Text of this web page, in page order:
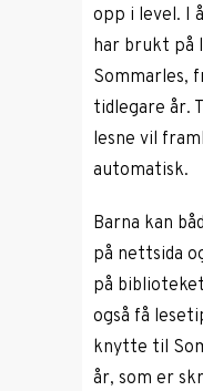
opp i level. I
har brukt på
Sommarles,
tidlegare år.
lesne vil
automatisk.
Barna kan
på nettsida
på
også få
knytte til
år, som er